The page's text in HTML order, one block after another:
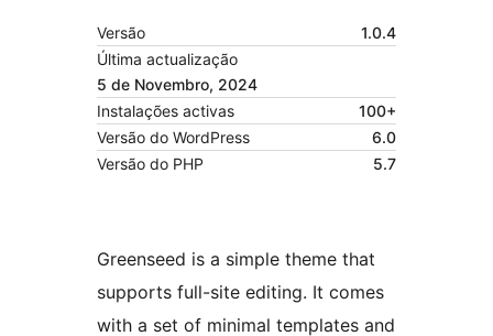
Versão
1.0.4
Última actualização
5 de Novembro, 2024
Instalações activas
100+
Versão do WordPress
6.0
Versão do PHP
5.7
Greenseed is a simple theme that
supports full-site editing. It comes
with a set of minimal templates and